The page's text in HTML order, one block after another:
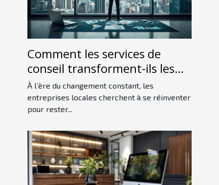
Comment les services de
conseil transforment-ils les
entreprises locales ?
À l’ère du changement constant, les
entreprises locales cherchent à se réinventer
pour rester...